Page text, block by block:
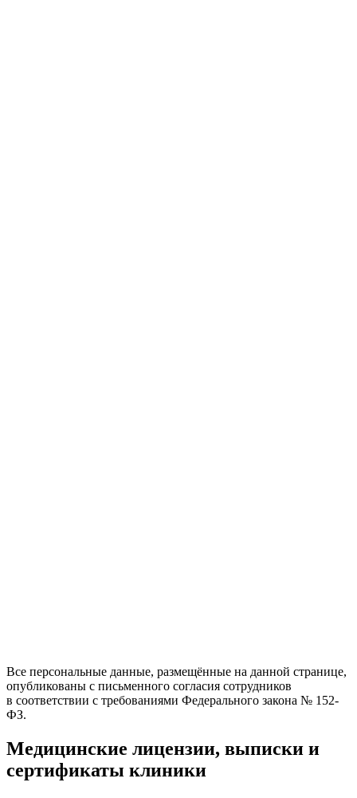
Все персональные данные, размещённые на данной странице,
опубликованы с письменного согласия сотрудников
в соответствии с требованиями Федерального закона № 152-
ФЗ.
Медицинские лицензии, выписки и
сертификаты клиники